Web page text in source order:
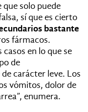
que solo puede
sí que es cierto
bastante
fármacos.
en lo que se
de
carácter leve. Los
vómitos, dolor de
enumera.